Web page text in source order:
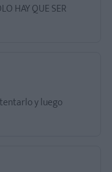
HAY QUE SER
y luego